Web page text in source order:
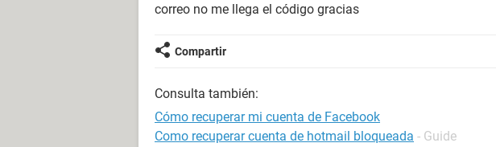
correo no me llega el código gracias
Compartir
Consulta también:
Cómo recuperar mi cuenta de Facebook
Como recuperar cuenta de hotmail bloqueada - Guide